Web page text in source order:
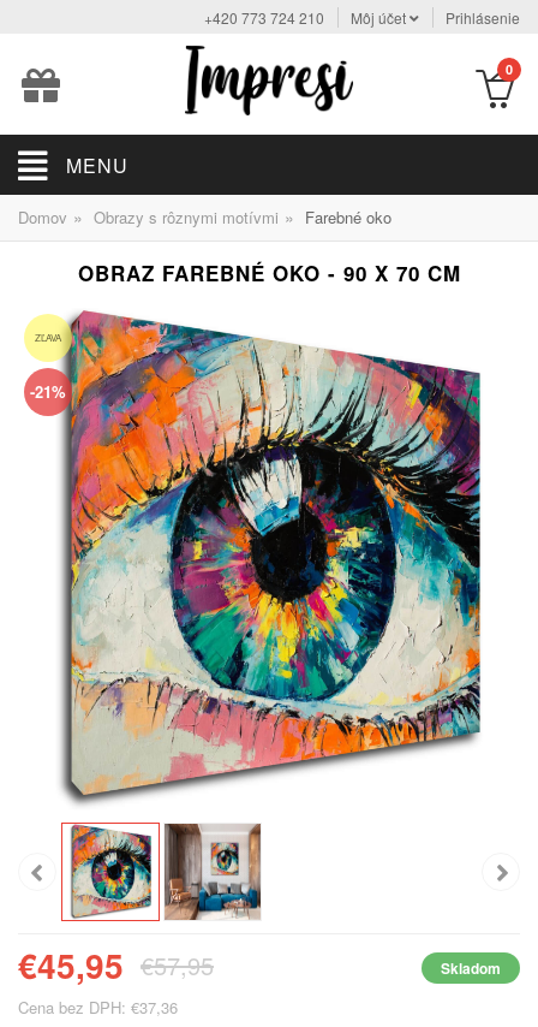
+420 773 724 210 Môj účet Prihlásenie
0
MENU
Domov » Obrazy s rôznymi motívmi » Farebné oko
OBRAZ FAREBNÉ OKO - 90 X 70 CM
ZĽAVA
-21%
€45,95 €57,95 Skladom
Cena bez DPH: €37,36